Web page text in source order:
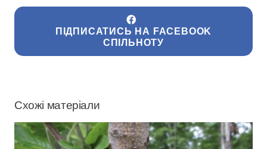
ПІДПИСАТИСЬ НА FACEBOOK
СПІЛЬНОТУ
Схожі матеріали